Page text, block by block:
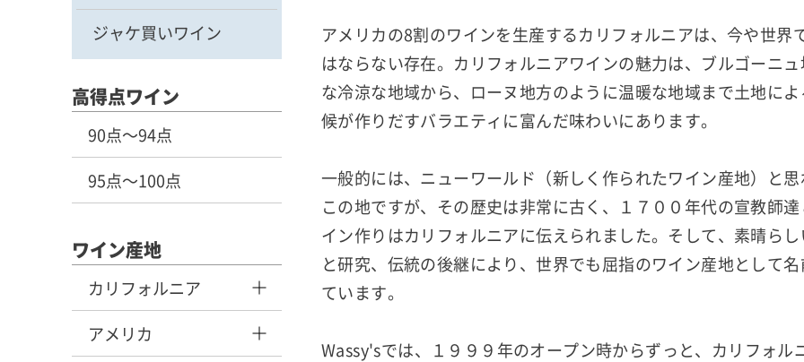
ジャケ買いワイン
高得点ワイン
90点～94点
95点～100点
ワイン産地
カリフォルニア
アメリカ
アメリカの8割のワインを生産するカリフォルニアは、今や世界
はならない存在。カリフォルニアワインの魅力は、ブルゴーニ
な冷涼な地域から、ローヌ地方のように温暖な地域まで土地に
候が作りだすバラエティに富んだ味わいにあります。
一般的には、ニューワールド（新しく作られたワイン産地）と
この地ですが、その歴史は非常に古く、１７００年代の宣教師
イン作りはカリフォルニアに伝えられました。そして、素晴ら
と研究、伝統の後継により、世界でも屈指のワイン産地として
ています。
Wassy'sでは、１９９９年のオープン時からずっと、カリフォル